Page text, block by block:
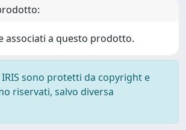
associati a questo prodotto.
sono protetti da copyright e
riservati, salvo diversa